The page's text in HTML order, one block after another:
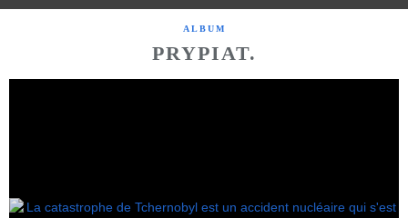
ALBUM
PRYPIAT.